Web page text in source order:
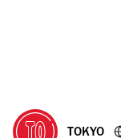
に
移
移
動
TOKYO